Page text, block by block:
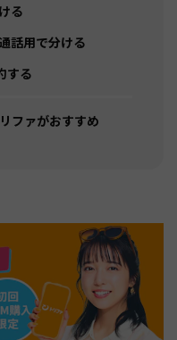
る
話用で分ける
する
ファがおすすめ